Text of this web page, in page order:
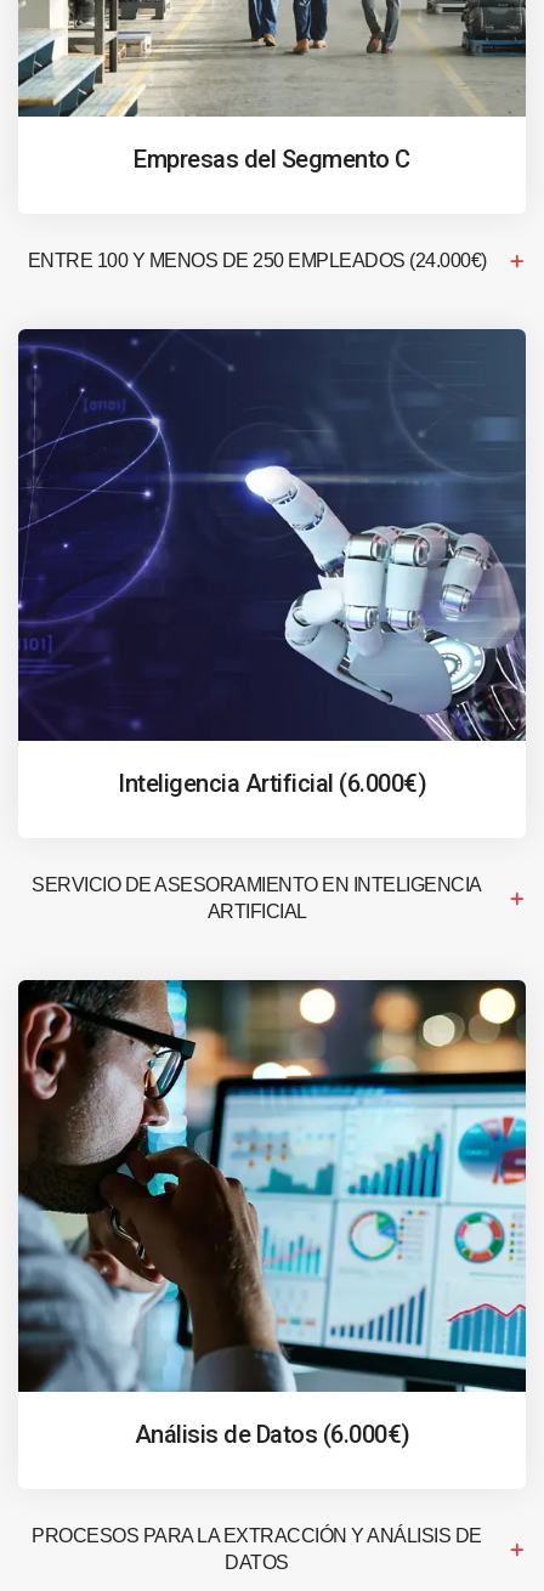
Empresas del Segmento C
ENTRE 100 Y MENOS DE 250 EMPLEADOS (24.000€)
Inteligencia Artificial (6.000€)
SERVICIO DE ASESORAMIENTO EN INTELIGENCIA
ARTIFICIAL
Análisis de Datos (6.000€)
PROCESOS PARA LA EXTRACCIÓN Y ANÁLISIS DE
DATOS